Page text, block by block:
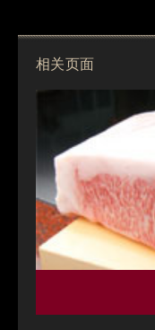
相关页面